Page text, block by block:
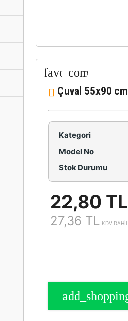
Çuval 55x90 cm
Kategori
Model No
Stok Durumu
22,80 TL
27,36 TL KDV DAHİL